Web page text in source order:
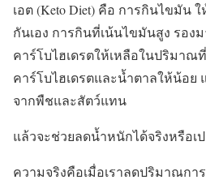
เอต (Keto Diet) คือ การกินไขมัน
กันเอง การกินที่เน้นไขมันสูง รอง
คาร์โบไฮเดรตให้เหลือในปริมา
คาร์โบไฮเดรตและน้ำตาลให้น้อ
จากพืชและสัตว์แทน
แล้วจะช่วยลดน้ำหนักได้จริงหรือเ
ความจริงคือเมื่อเราลดปริมาณกา